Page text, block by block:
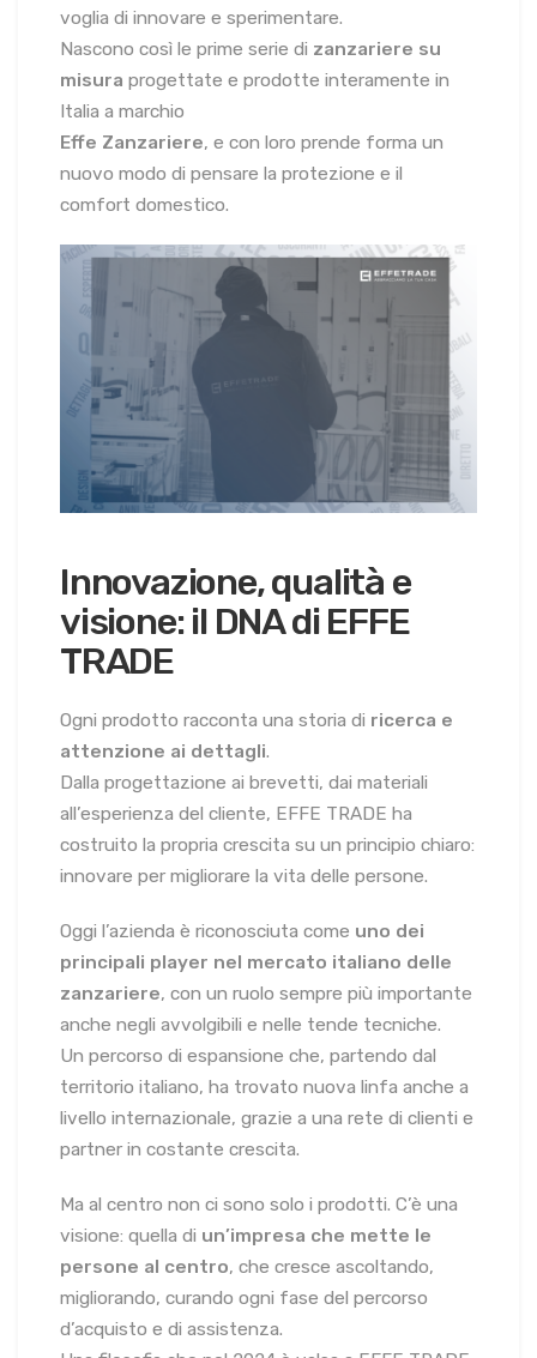
voglia di innovare e sperimentare.
Nascono così le prime serie di zanzariere su
misura progettate e prodotte interamente in
Italia a marchio
Effe Zanzariere, e con loro prende forma un
nuovo modo di pensare la protezione e il
comfort domestico.
Innovazione, qualità e
visione: il DNA di EFFE
TRADE
Ogni prodotto racconta una storia di ricerca e
attenzione ai dettagli.
Dalla progettazione ai brevetti, dai materiali
all’esperienza del cliente, EFFE TRADE ha
costruito la propria crescita su un principio chiaro:
innovare per migliorare la vita delle persone.
Oggi l’azienda è riconosciuta come uno dei
principali player nel mercato italiano delle
zanzariere, con un ruolo sempre più importante
anche negli avvolgibili e nelle tende tecniche.
Un percorso di espansione che, partendo dal
territorio italiano, ha trovato nuova linfa anche a
livello internazionale, grazie a una rete di clienti e
partner in costante crescita.
Ma al centro non ci sono solo i prodotti. C’è una
visione: quella di un’impresa che mette le
persone al centro, che cresce ascoltando,
migliorando, curando ogni fase del percorso
d’acquisto e di assistenza.